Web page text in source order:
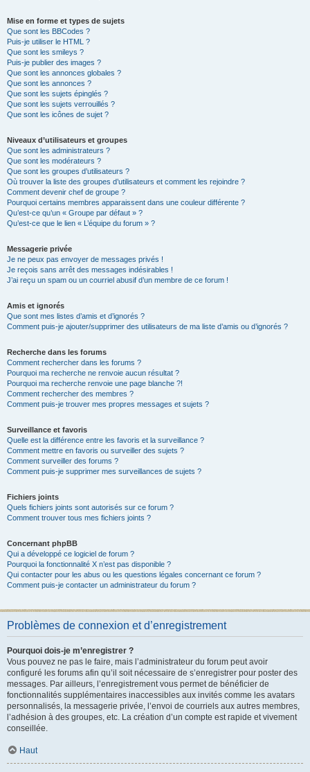
Mise en forme et types de sujets
Que sont les BBCodes ?
Puis-je utiliser le HTML ?
Que sont les smileys ?
Puis-je publier des images ?
Que sont les annonces globales ?
Que sont les annonces ?
Que sont les sujets épinglés ?
Que sont les sujets verrouillés ?
Que sont les icônes de sujet ?
Niveaux d’utilisateurs et groupes
Que sont les administrateurs ?
Que sont les modérateurs ?
Que sont les groupes d’utilisateurs ?
Où trouver la liste des groupes d’utilisateurs et comment les rejoindre ?
Comment devenir chef de groupe ?
Pourquoi certains membres apparaissent dans une couleur différente ?
Qu’est-ce qu’un « Groupe par défaut » ?
Qu’est-ce que le lien « L’équipe du forum » ?
Messagerie privée
Je ne peux pas envoyer de messages privés !
Je reçois sans arrêt des messages indésirables !
J’ai reçu un spam ou un courriel abusif d’un membre de ce forum !
Amis et ignorés
Que sont mes listes d’amis et d’ignorés ?
Comment puis-je ajouter/supprimer des utilisateurs de ma liste d’amis ou d’ignorés ?
Recherche dans les forums
Comment rechercher dans les forums ?
Pourquoi ma recherche ne renvoie aucun résultat ?
Pourquoi ma recherche renvoie une page blanche ?!
Comment rechercher des membres ?
Comment puis-je trouver mes propres messages et sujets ?
Surveillance et favoris
Quelle est la différence entre les favoris et la surveillance ?
Comment mettre en favoris ou surveiller des sujets ?
Comment surveiller des forums ?
Comment puis-je supprimer mes surveillances de sujets ?
Fichiers joints
Quels fichiers joints sont autorisés sur ce forum ?
Comment trouver tous mes fichiers joints ?
Concernant phpBB
Qui a développé ce logiciel de forum ?
Pourquoi la fonctionnalité X n’est pas disponible ?
Qui contacter pour les abus ou les questions légales concernant ce forum ?
Comment puis-je contacter un administrateur du forum ?
Problèmes de connexion et d’enregistrement
Pourquoi dois-je m’enregistrer ?
Vous pouvez ne pas le faire, mais l’administrateur du forum peut avoir
configuré les forums afin qu’il soit nécessaire de s’enregistrer pour poster des
messages. Par ailleurs, l’enregistrement vous permet de bénéficier de
fonctionnalités supplémentaires inaccessibles aux invités comme les avatars
personnalisés, la messagerie privée, l’envoi de courriels aux autres membres,
l’adhésion à des groupes, etc. La création d’un compte est rapide et vivement
conseillée.
Haut